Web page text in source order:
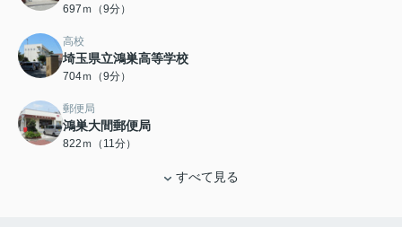
697ｍ（9分）
高校
埼玉県立鴻巣高等学校
704ｍ（9分）
郵便局
鴻巣大間郵便局
822ｍ（11分）
すべて見る